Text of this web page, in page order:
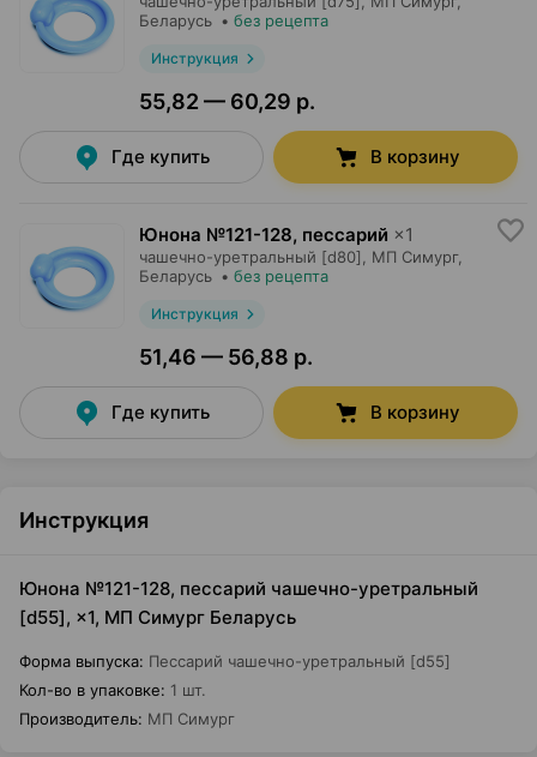
Беларусь • без рецепта
Инструкция
55,82 — 60,29 р.
Где купить В корзину
Юнона №121-128, пессарий ×1
чашечно-уретральный [d80], МП Симург,
Беларусь • без рецепта
Инструкция
51,46 — 56,88 р.
Где купить В корзину
Инструкция
Юнона №121-128, пессарий чашечно-уретральный
[d55], ×1, МП Симург Беларусь
Форма выпуска: Пессарий чашечно-уретральный [d55]
Кол-во в упаковке: 1 шт.
Производитель: МП Симург